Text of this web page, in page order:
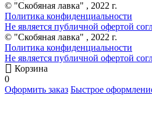
© "Скобяная лавка" , 2022 г.
Политика конфиденциальности
Не является публичной офертой
© "Скобяная лавка" , 2022 г.
Политика конфиденциальности
Не является публичной офертой
Корзина
0
Оформить заказ Быстрое